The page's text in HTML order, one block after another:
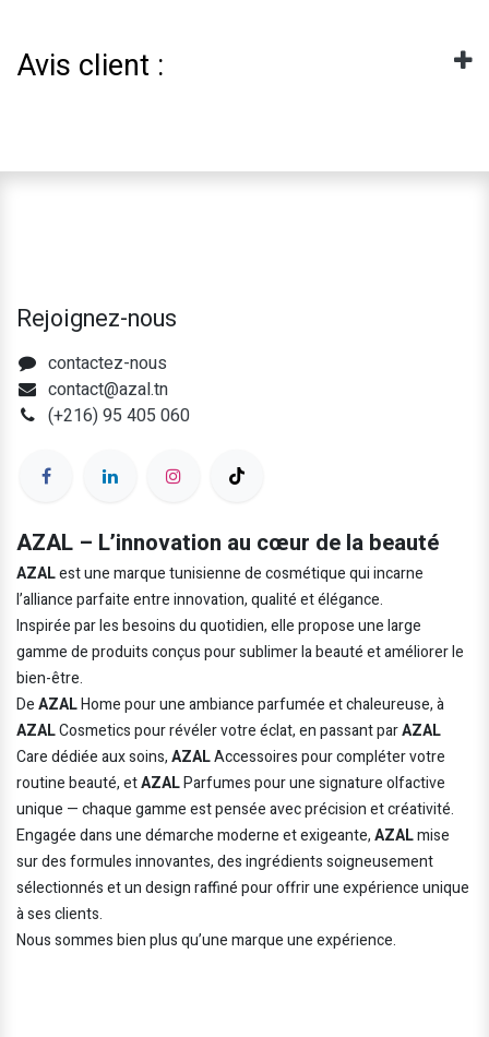
Avis client :
Rejoignez-nous
contactez-nous
contact@azal.tn
(+216) 95 405 060
AZAL – L’innovation au cœur de la beauté
AZALest une marque tunisienne de cosmétique qui incarne
l’alliance parfaite entre innovation, qualité et élégance.
Inspirée par les besoins du quotidien, elle propose une large
gamme de produits conçus pour sublimer la beauté et améliorer le
bien-être.
DeAZALHome pour une ambiance parfumée et chaleureuse, à
AZALCosmetics pour révéler votre éclat, en passant parAZAL
Care dédiée aux soins,AZALAccessoires pour compléter votre
routine beauté, etAZALParfumes pour une signature olfactive
unique — chaque gamme est pensée avec précision et créativité.
Engagée dans une démarche moderne et exigeante,AZALmise
sur des formules innovantes, des ingrédients soigneusement
sélectionnés et un design raffiné pour offrir une expérience unique
à ses clients.
Nous sommes bien plus qu’une marque une expérience.